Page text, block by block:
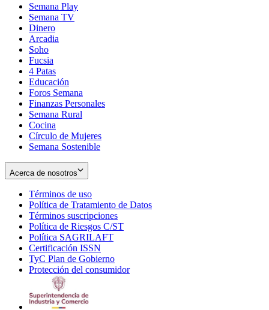
Semana Play
Semana TV
Dinero
Arcadia
Soho
in
new
window
Fucsia
in
new
window
4 Patas
Educación
Foros Semana
Finanzas Personales
Semana Rural
Cocina
Círculo de Mujeres
Semana Sostenible
Acerca de nosotros
Términos de uso
in
new
window
Política de Tratamiento de Datos
Términos suscripciones
in
Política de Riesgos C/ST
Política SAGRILAFT
new
window
Certificación ISSN
in
new
TyC Plan de Gobierno
in
Protección del consumidorOpens